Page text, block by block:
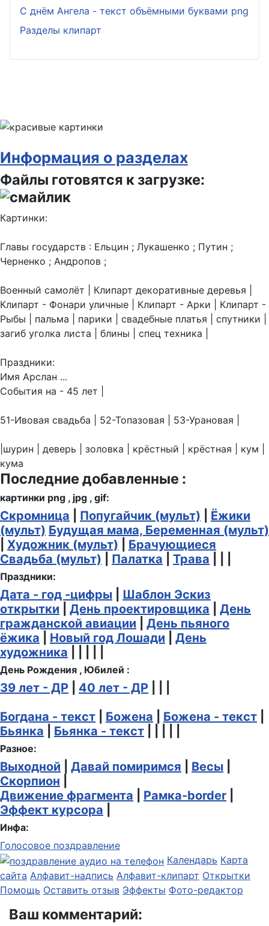
С днём Ангела - текст объёмными буквами png
Разделы клипарт
Информация о разделах
Файлы готовятся к загрузке:
Картинки:
Главы государств : Ельцин ; Лукашенко ; Путин ;
Черненко ; Андропов ;
Военный самолёт | Клипарт декоративные деревья |
Клипарт - Фонари уличные | Клипарт - Арки | Клипарт -
Рыбы | пальма | парики | свадебные платья | спутники |
загиб уголка листа | блины | спец техника |
Праздники:
Имя Арслан ...
События на - 45 лет |
51-Ивовая свадьба | 52-Топазовая | 53-Урановая |
|шурин | деверь | золовка | крёстный | крёстная | кум |
кума
Последние добавленные :
картинки png , jpg , gif:
Скромница Попугайчик (мульт)
Ёжики
(мульт) Будущая мама, Беременная (мульт)
Художник (мульт)
Брачующиеся
Свадьба (мульт)
Палатка Трава
Праздники:
Дата - год -цифры
Шаблон Эскиз
открытки
День проектировщика
День
гражданской авиации
День пьяного
ёжика
Новый год Лошади
День
художника
День Рождения , Юбилей :
39 лет - ДР 40 лет - ДР
Богдана - текст
Божена Божена - текст
Бьянка
Бьянка - текст
Разное:
Выходной Давай помиримся Весы
Скорпион
Движение фрагмента
Рамка-border
Эффект курсора
Инфа:
Голосовое поздравление
Календарь Карта
сайта Алфавит-надпись Алфавит-клипарт Открытки
Помощь Оставить отзыв Эффекты Фото-редактор
Ваш комментарий: